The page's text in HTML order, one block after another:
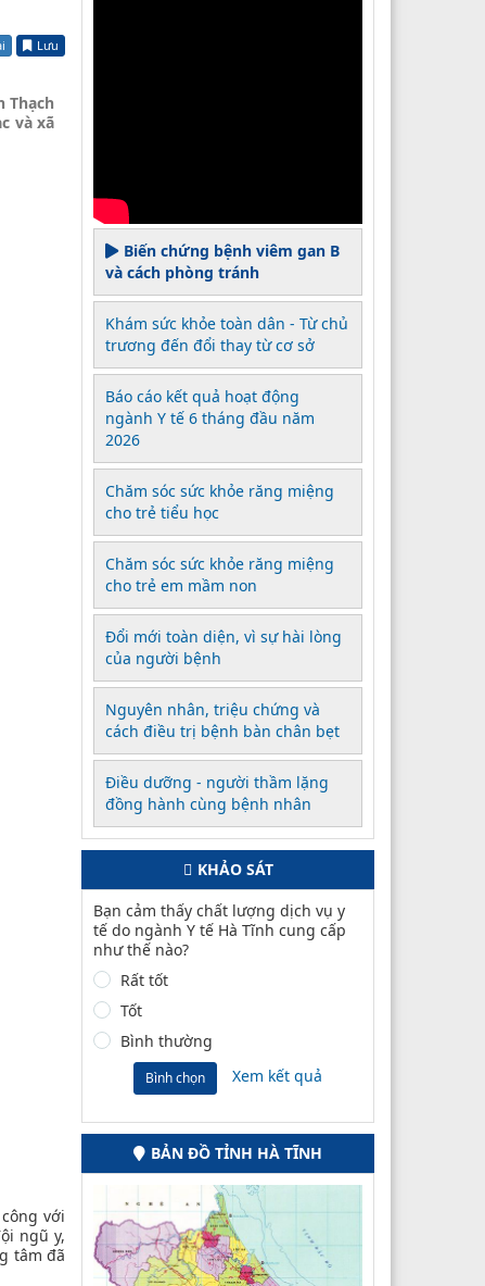
Lưu
Thạch
và xã
với
ngũ y,
tâm đã
Biến chứng bệnh viêm gan B
và cách phòng tránh
Khám sức khỏe toàn dân - Từ chủ
trương đến đổi thay từ cơ sở
Báo cáo kết quả hoạt động
ngành Y tế 6 tháng đầu năm
2026
Chăm sóc sức khỏe răng miệng
cho trẻ tiểu học
Chăm sóc sức khỏe răng miệng
cho trẻ em mầm non
Đổi mới toàn diện, vì sự hài lòng
của người bệnh
Nguyên nhân, triệu chứng và
cách điều trị bệnh bàn chân bẹt
Điều dưỡng - người thầm lặng
đồng hành cùng bệnh nhân
KHẢO SÁT
Bạn cảm thấy chất lượng dịch vụ y
tế do ngành Y tế Hà Tĩnh cung cấp
như thế nào?
Rất tốt
Tốt
Bình thường
Bình chọn Xem kết quả
BẢN ĐỒ TỈNH HÀ TĨNH